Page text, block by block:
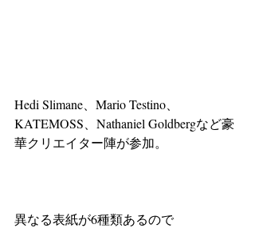
Hedi Slimane、Mario Testino、
KATEMOSS、Nathaniel Goldbergなど豪
華クリエイター陣が参加。
異なる表紙が6種類あるので